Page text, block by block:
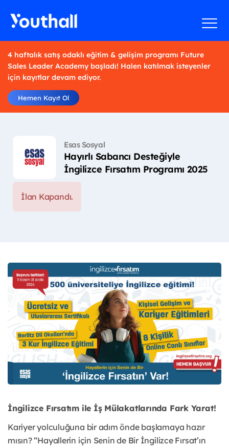
4 haftalık satış odaklı eğitim & gelişim programı Future
Sales Leader Academy başladı! Halen katılmak isteyenler
için kayıtlar devam ediyor.
Hemen Kayıt Ol
Esas Sosyal
Hayırlı Sabancı Desteğiyle
İngilizce Fırsatım Programı 2025
İlan Kapandı.
İngilizce Fırsatım ile İş Mülakatlarında Fark Yarat!
Kariyer yolculuğuna bir adım önde başlamaya hazır
mısın? “Hayallerin için Senin de Bir İngilizce Fırsat’ın